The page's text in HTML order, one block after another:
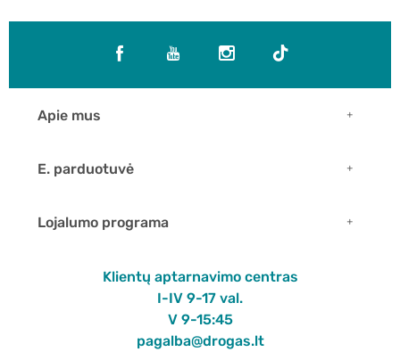
Apie mus
E. parduotuvė
Lojalumo programa
Klientų aptarnavimo centras
I-IV 9-17 val.
V 9-15:45
pagalba@drogas.lt